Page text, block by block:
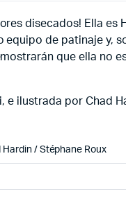
disecados! Ella es
equipo de patinaje y,
que ella no
ilustrada por Chad
/ Stéphane Roux